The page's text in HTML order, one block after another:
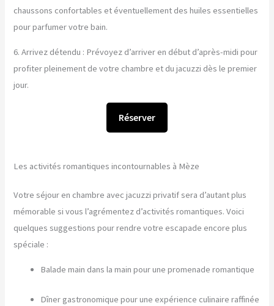
chaussons confortables et éventuellement des huiles essentielles
pour parfumer votre bain.
6. Arrivez détendu : Prévoyez d’arriver en début d’après-midi pour
profiter pleinement de votre chambre et du jacuzzi dès le premier
jour.
Réserver
Les activités romantiques incontournables à Mèze
Votre séjour en chambre avec jacuzzi privatif sera d’autant plus
mémorable si vous l’agrémentez d’activités romantiques. Voici
quelques suggestions pour rendre votre escapade encore plus
spéciale :
Balade main dans la main pour une promenade romantique
Dîner gastronomique pour une expérience culinaire raffinée